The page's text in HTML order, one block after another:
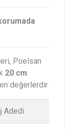
Poelsan
20 cm
değerlerdir.
Adedi